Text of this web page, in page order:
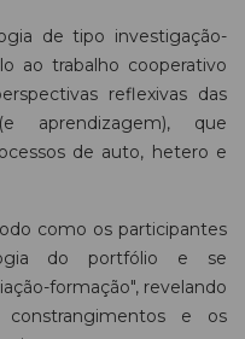
de tipo investigação-
ao trabalho cooperativo
reflexivas das
aprendizagem), que
de auto, hetero e
como os participantes
do portfólio e se
formação", revelando
constrangimentos e os